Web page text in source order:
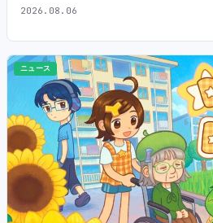
2026.08.06
ニュース